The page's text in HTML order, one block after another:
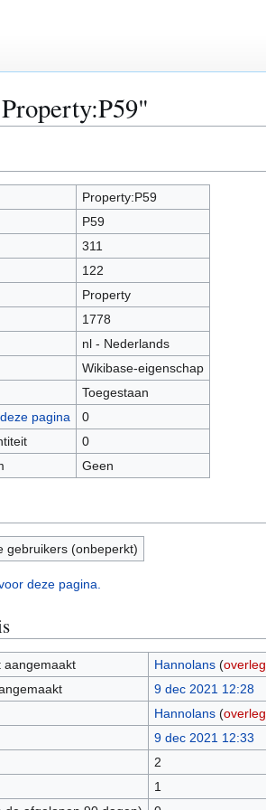
Property:P59
P59
311
122
Property
1778
nl - Nederlands
Wikibase-eigenschap
Toegestaan
pagina
0
0
Geen
gebruikers (onbeperkt)
deze pagina.
aangemaakt Hannolans (overleg
9 dec 2021 12:28
Hannolans (overleg
9 dec 2021 12:33
2
1